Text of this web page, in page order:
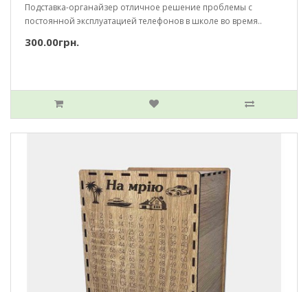
Подставка-органайзер отличное решение проблемы с
постоянной эксплуатацией телефонов в школе во время..
300.00грн.